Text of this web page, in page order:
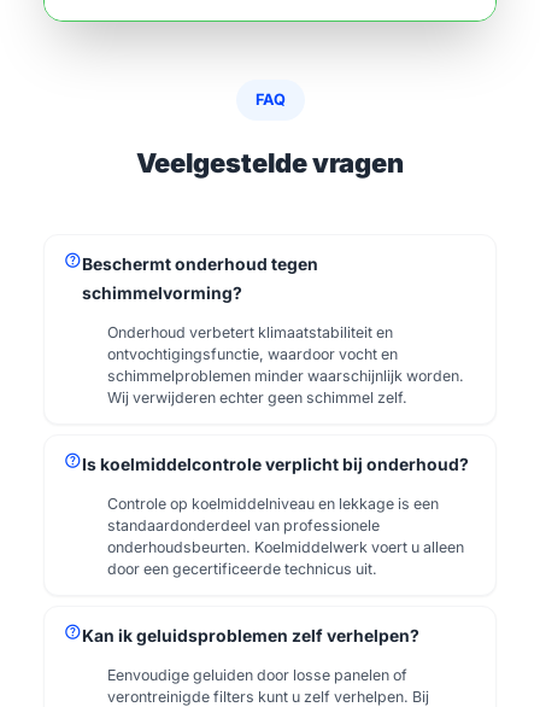
FAQ
Veelgestelde vragen
helpBeschermt onderhoud tegen
schimmelvorming?
Onderhoud verbetert klimaatstabiliteit en
ontvochtigingsfunctie, waardoor vocht en
schimmelproblemen minder waarschijnlijk worden.
Wij verwijderen echter geen schimmel zelf.
helpIs koelmiddelcontrole verplicht bij onderhoud?
Controle op koelmiddelniveau en lekkage is een
standaardonderdeel van professionele
onderhoudsbeurten. Koelmiddelwerk voert u alleen
door een gecertificeerde technicus uit.
helpKan ik geluidsproblemen zelf verhelpen?
Eenvoudige geluiden door losse panelen of
verontreinigde filters kunt u zelf verhelpen. Bij